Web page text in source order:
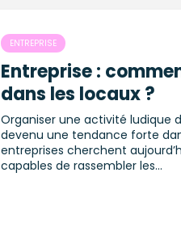
ENTREPRISE
Entreprise :
dans les locaux ?
Organiser une activité ludique
devenu une tendance forte
entreprises cherchent
capables de rassembler les...